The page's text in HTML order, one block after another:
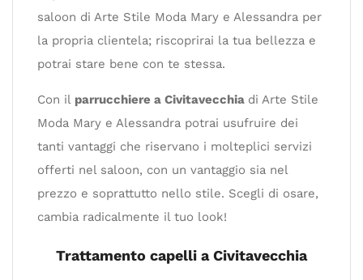
saloon di Arte Stile Moda Mary e Alessandra per
la propria clientela; riscoprirai la tua bellezza e
potrai stare bene con te stessa.
Con il parrucchiere a Civitavecchia di Arte Stile
Moda Mary e Alessandra potrai usufruire dei
tanti vantaggi che riservano i molteplici servizi
offerti nel saloon, con un vantaggio sia nel
prezzo e soprattutto nello stile. Scegli di osare,
cambia radicalmente il tuo look!
Trattamento capelli a Civitavecchia